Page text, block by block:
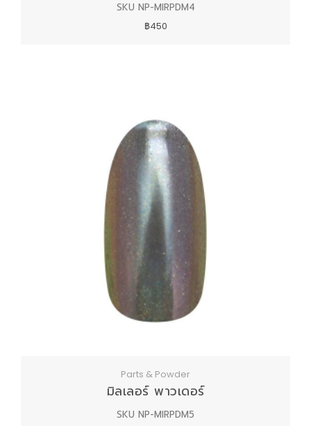
SKU NP-MIRPDM4
฿450
Parts & Powder
มิลเลอร์ พาวเดอร์
SKU NP-MIRPDM5